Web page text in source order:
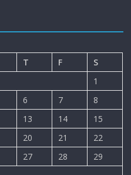
T F
S
1
6 7
8
13 14
15
20 21
22
27 28
29